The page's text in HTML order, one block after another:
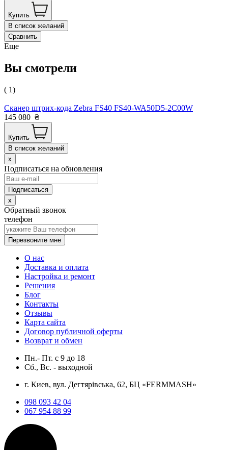
Купить
В список желаний
Сравнить
Еще
Вы смотрели
( 1)
Сканер штрих-кода Zebra FS40 FS40-WA50D5-2C00W
145 080 ₴
Купить
В список желаний
x
Подписаться на обновления
x
Обратный звонок
телефон
Перезвоните мне
О нас
Доставка и оплата
Настройка и ремонт
Решения
Блог
Контакты
Отзывы
Карта сайта
Договор публичной оферты
Возврат и обмен
Пн.- Пт. с 9 до 18
Сб., Вс. - выходной
г. Киев, вул. Дегтярівська, 62, БЦ «FERMMASH»
098 093 42 04
067 954 88 99